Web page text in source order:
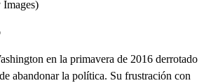
en la primavera de 2016 derrotado
abandonar la política. Su frustración con